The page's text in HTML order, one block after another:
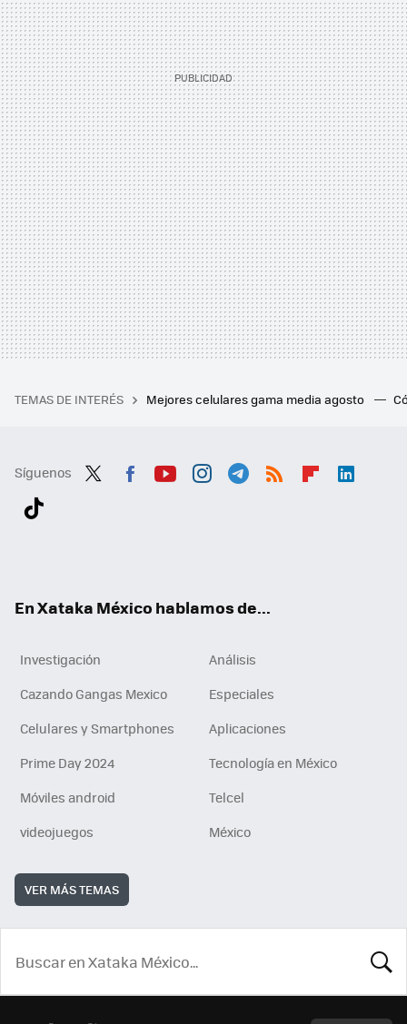
TEMAS DE INTERÉS Mejores celulares gama media agosto
Síguenos
En Xataka México hablamos de...
Investigación
Análisis
Cazando Gangas Mexico
Especiales
Celulares y Smartphones
Aplicaciones
Prime Day 2024
Tecnología en México
Móviles android
Telcel
videojuegos
México
VER MÁS TEMAS